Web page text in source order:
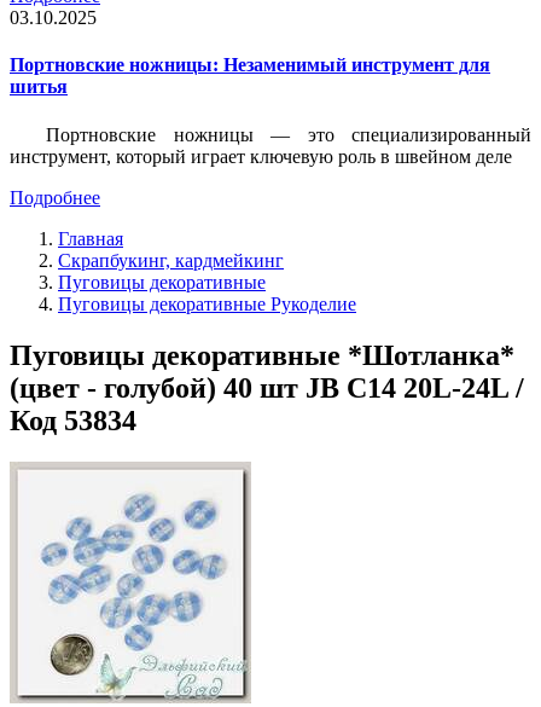
03.10.2025
Портновские ножницы: Незаменимый инструмент для
шитья
Портновские ножницы — это специализированный
инструмент, который играет ключевую роль в швейном деле
Подробнее
Главная
Скрапбукинг, кардмейкинг
Пуговицы декоративные
Пуговицы декоративные Рукоделие
Пуговицы декоративные *Шотланка*
(цвет - голубой) 40 шт JB C14 20L-24L /
Код 53834